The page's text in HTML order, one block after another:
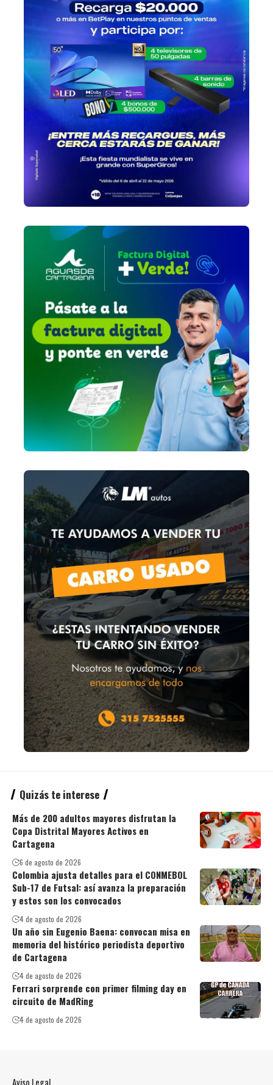
Quizás te interese
Más de 200 adultos mayores disfrutan la
Copa Distrital Mayores Activos en
Cartagena
6 de agosto de 2026
Colombia ajusta detalles para el CONMEBOL
Sub-17 de Futsal: así avanza la preparación
y estos son los convocados
4 de agosto de 2026
Un año sin Eugenio Baena: convocan misa en
memoria del histórico periodista deportivo
de Cartagena
4 de agosto de 2026
Ferrari sorprende con primer filming day en
circuito de MadRing
4 de agosto de 2026
Aviso Legal